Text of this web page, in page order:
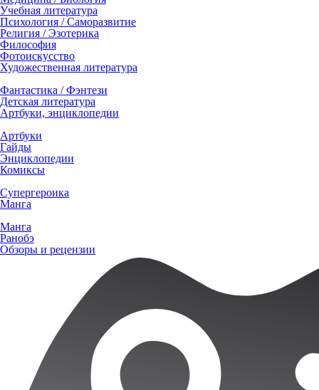
Учебная литература
Психология / Саморазвитие
Религия / Эзотерика
Философия
Фотоискусство
Художественная литература
Фантастика / Фэнтези
Детская литература
Артбуки, энциклопедии
Артбуки
Гайды
Энциклопедии
Комиксы
Супергероика
Манга
Манга
Ранобэ
Обзоры и рецензии